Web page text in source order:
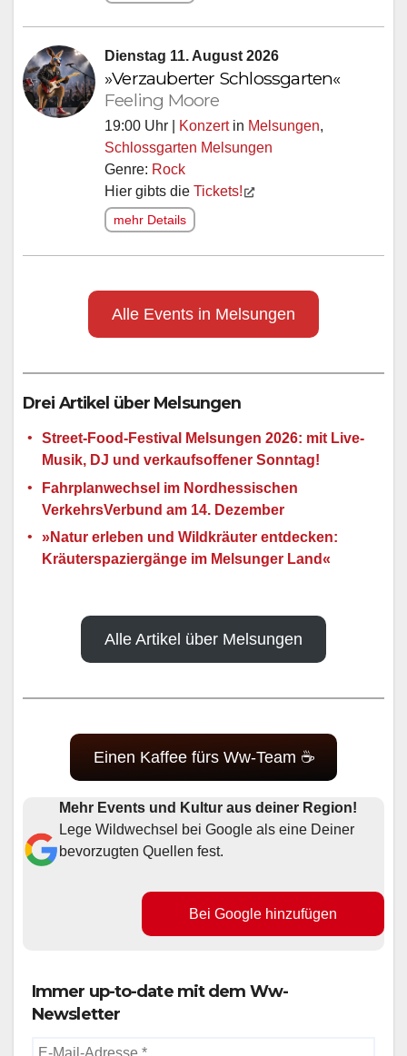
Dienstag 11. August 2026
»Verzauberter Schlossgarten«
Feeling Moore
19:00 Uhr | Konzertin Melsungen,
Schlossgarten Melsungen
Genre: Rock
Hier gibts die Tickets!
mehr Details
Alle Events in Melsungen
Drei Artikel über Melsungen
Street-Food-Festival Melsungen 2026: mit Live-
Musik, DJ und verkaufsoffener Sonntag!
Fahrplanwechsel im Nordhessischen
VerkehrsVerbund am 14. Dezember
»Natur erleben und Wildkräuter entdecken:
Kräuterspaziergänge im Melsunger Land«
Alle Artikel über Melsungen
Einen Kaffee fürs Ww-Team ☕
Mehr Events und Kultur aus deiner Region!
Lege Wildwechsel bei Google als eine Deiner
bevorzugten Quellen fest.
Bei Google hinzufügen
Immer up-to-date mit dem Ww-
Newsletter